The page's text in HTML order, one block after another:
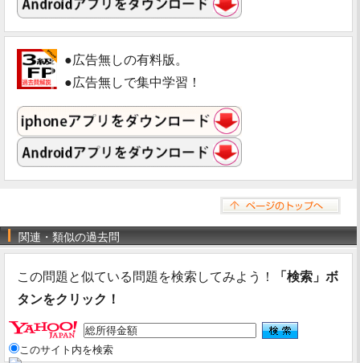
●広告無しの有料版。
●広告無しで集中学習！
関連・類似の過去問
この問題と似ている問題を検索してみよう！
「検索」ボ
タンをクリック！
このサイト内を検索